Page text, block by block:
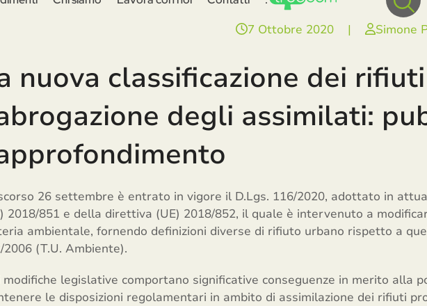
7 Ottobre 2020 | Simone
nuova classificazione dei
degli assimilati:
26 settembre è entrato in vigore il D.Lgs. 116/2020, adottato in
2018/851 e della direttiva (UE) 2018/852, il quale è intervenuto a
ambientale, fornendo definizioni diverse di rifiuto urbano rispetto a
2006 (T.U. Ambiente).
modifiche legislative comportano significative conseguenze in merito alla
le disposizioni regolamentari in ambito di assimilazione dei rifiuti